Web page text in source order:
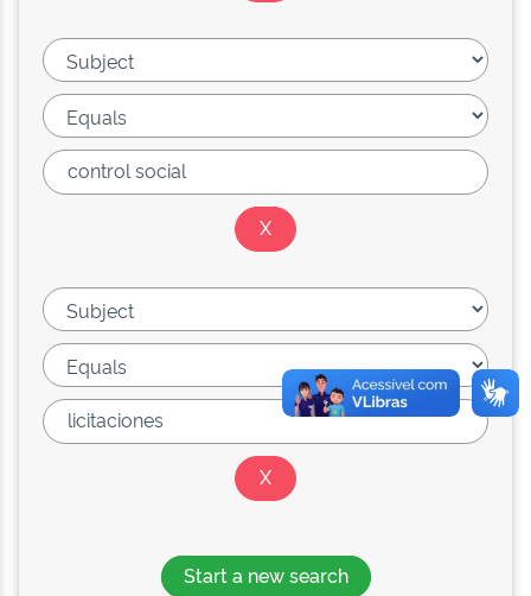
Start a new search